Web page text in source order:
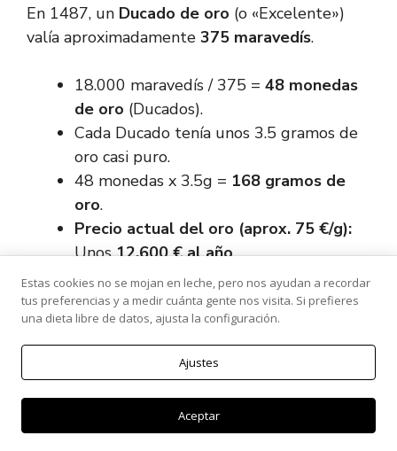
En 1487, un Ducado de oro (o «Excelente»)
valía aproximadamente 375 maravedís.
18.000 maravedís / 375 = 48 monedas
de oro (Ducados).
Cada Ducado tenía unos 3.5 gramos de
oro casi puro.
48 monedas x 3.5g = 168 gramos de
oro.
Precio actual del oro (aprox. 75 €/g):
Unos12.600 € al año.
b. Basándonos en el coste de vida (la
cesta de la compra)
Si miramos documentos de la época, un
trabajador manual (peón) ganaba entre 15 y
20 maravedís al día.
Estas cookies no se mojan en leche, pero nos ayudan a recordar
tus preferencias y a medir cuánta gente nos visita. Si prefieres
una dieta libre de datos, ajusta la configuración.
Ajustes
Aceptar